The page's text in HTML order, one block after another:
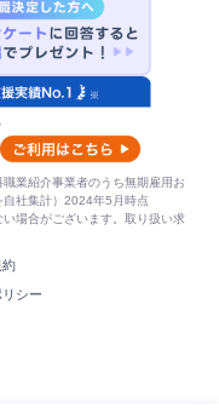
業紹介事業者のうち無期雇用お
社集計）2024年5月時点
場合がございます。取り扱い求
約
シー